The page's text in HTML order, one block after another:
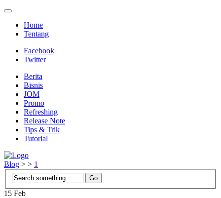
Home
Tentang
Facebook
Twitter
Berita
Bisnis
JOM
Promo
Refreshing
Release Note
Tips & Trik
Tutorial
Blog > > 1
15 Feb